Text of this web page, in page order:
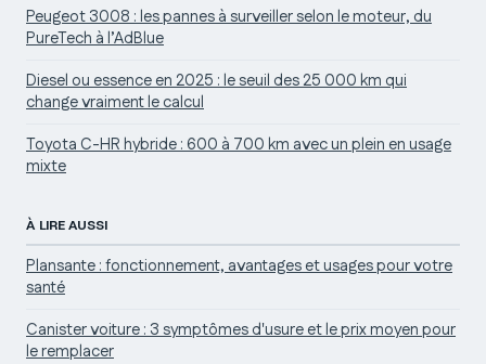
Peugeot 3008 : les pannes à surveiller selon le moteur, du
PureTech à l’AdBlue
Diesel ou essence en 2025 : le seuil des 25 000 km qui
change vraiment le calcul
Toyota C-HR hybride : 600 à 700 km avec un plein en usage
mixte
À LIRE AUSSI
Plansante : fonctionnement, avantages et usages pour votre
santé
Canister voiture : 3 symptômes d'usure et le prix moyen pour
le remplacer